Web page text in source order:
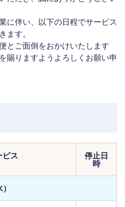
に伴い、以下の日程でサービス
ます。
とご面倒をおかけいたします
賜りますようよろしくお願い申
ビス 停止日
時